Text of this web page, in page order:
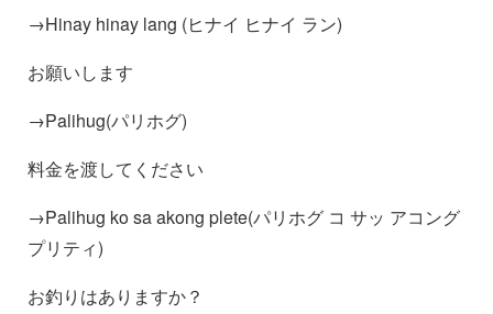
→Hinay hinay lang (ヒナイ ヒナイ ラン)
お願いします
→Palihug(パリホグ)
料金を渡してください
→Palihug ko sa akong plete(パリホグ コ サッ アコング
プリティ)
お釣りはありますか？